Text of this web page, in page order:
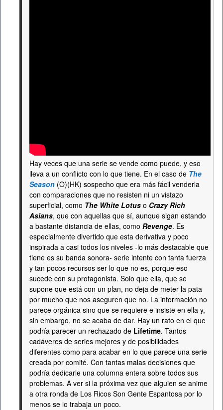
Hay veces que una serie se vende como puede, y eso
lleva a un conflicto con lo que tiene. En el caso de The
Season (O)(HK) sospecho que era más fácil venderla
con comparaciones que no resisten ni un vistazo
superficial, como The White Lotus o Crazy Rich
Asians, que con aquellas que sí, aunque sigan estando
a bastante distancia de ellas, como Revenge. Es
especialmente divertido que esta derivativa y poco
inspirada a casi todos los niveles -lo más destacable que
tiene es su banda sonora- serie intente con tanta fuerza
y tan pocos recursos ser lo que no es, porque eso
sucede con su protagonista. Solo que ella, que se
supone que está con un plan, no deja de meter la pata
por mucho que nos aseguren que no. La información no
parece orgánica sino que se requiere e insiste en ella y,
sin embargo, no se acaba de dar. Hay un rato en el que
podría parecer un rechazado de Lifetime. Tantos
cadáveres de series mejores y de posibilidades
diferentes como para acabar en lo que parece una serie
creada por comité. Con tantas malas decisiones que
podría dedicarle una columna entera sobre todos sus
problemas. A ver si la próxima vez que alguien se anime
a otra ronda de Los Ricos Son Gente Espantosa por lo
menos se lo trabaja un poco.